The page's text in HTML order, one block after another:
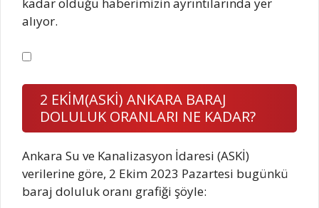
alıyor.
2 EKİM(ASKİ) ANKARA BARAJ
DOLULUK ORANLARI NE KADAR?
Ankara Su ve Kanalizasyon İdaresi (ASKİ)
verilerine göre, 2 Ekim 2023 Pazartesi bugünkü
baraj doluluk oranı grafiği şöyle: